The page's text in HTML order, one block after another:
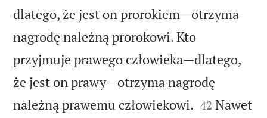
dlatego, że jest on prorokiem—otrzyma
nagrodę należną prorokowi. Kto
przyjmuje prawego człowieka—dlatego,
że jest on prawy—otrzyma nagrodę
należną prawemu człowiekowi. 

42 Nawet